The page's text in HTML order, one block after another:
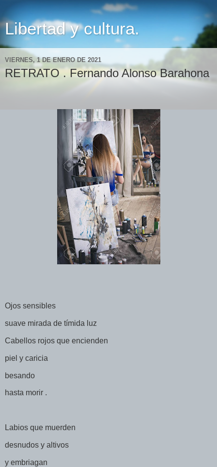
Libertad y cultura.
VIERNES, 1 DE ENERO DE 2021
RETRATO . Fernando Alonso Barahona
Ojos sensibles
suave mirada de tímida luz
Cabellos rojos que encienden
piel y caricia
besando
hasta morir .
Labios que muerden
desnudos y altivos
y embriagan